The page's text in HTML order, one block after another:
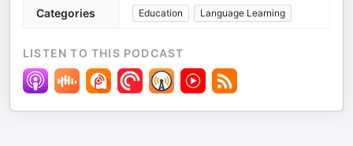
Categories Education Language Learning
LISTEN TO THIS PODCAST